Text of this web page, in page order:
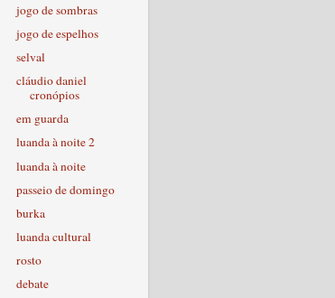
jogo de sombras
jogo de espelhos
selval
cláudio daniel
cronópios
em guarda
luanda à noite 2
luanda à noite
passeio de domingo
burka
luanda cultural
rosto
debate